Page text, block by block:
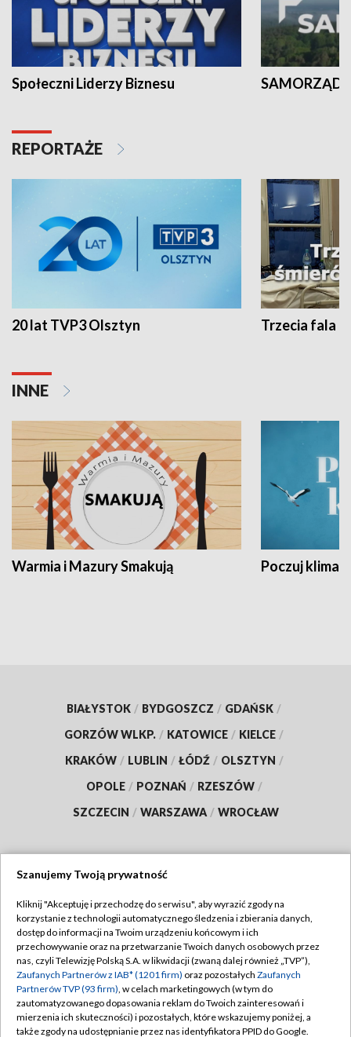
Społeczni Liderzy Biznesu SAMORZĄD
REPORTAŻE
20 lat TVP3 Olsztyn Trzecia fala -
INNE
Warmia i Mazury Smakują Poczuj klimat
BIAŁYSTOK / BYDGOSZCZ / GDAŃSK /
GORZÓW WLKP. / KATOWICE / KIELCE /
KRAKÓW / LUBLIN / ŁÓDŹ / OLSZTYN /
OPOLE / POZNAŃ / RZESZÓW /
SZCZECIN / WARSZAWA / WROCŁAW
TVP
Abonament TVP
Emisja w TVP
Centrum informacji TVP
Naziemna Telewizja Cyfrowa
Regulamin TVP
Polityka prywatności
Moje zgody
Pomoc
Szanujemy Twoją prywatność
Kliknij "Akceptuję i przechodzę do serwisu", aby wyrazić zgody na
korzystanie z technologii automatycznego śledzenia i zbierania danych,
dostęp do informacji na Twoim urządzeniu końcowym i ich
przechowywanie oraz na przetwarzanie Twoich danych osobowych przez
nas, czyli Telewizję Polską S.A. w likwidacji (zwaną dalej również „TVP”),
Zaufanych Partnerów z IAB* (1201 firm) oraz pozostałych Zaufanych
Partnerów TVP (93 firm), w celach marketingowych (w tym do
zautomatyzowanego dopasowania reklam do Twoich zainteresowań i
mierzenia ich skuteczności) i pozostałych, które wskazujemy poniżej, a
także zgody na udostępnianie przez nas identyfikatora PPID do Google.